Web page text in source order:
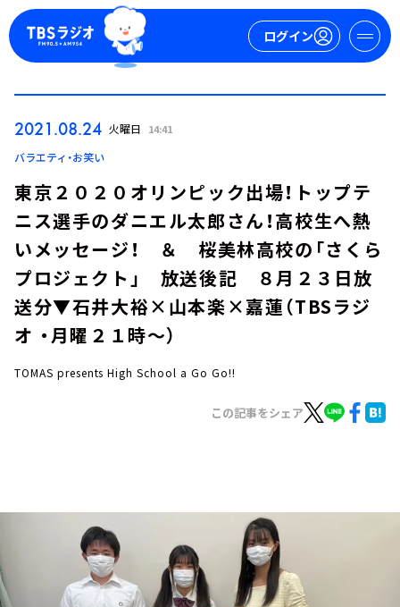
ログイン
ログイン
今日の番組表
週間番組表
トピックス
2021.08.24 火曜日 14:41
バラエティ・お笑い
東京２０２０オリンピック出場！トップテ
ニス選手のダニエル太郎さん！高校生へ熱
いメッセージ！ ＆ 桜美林高校の「さくら
プロジェクト」 放送後記 ８月２３日放
送分▼石井大裕×山本楽×嘉蓮（TBSラジ
オ ・月曜２１時～）
TOMAS presents High School a Go Go!!
この記事をシェア